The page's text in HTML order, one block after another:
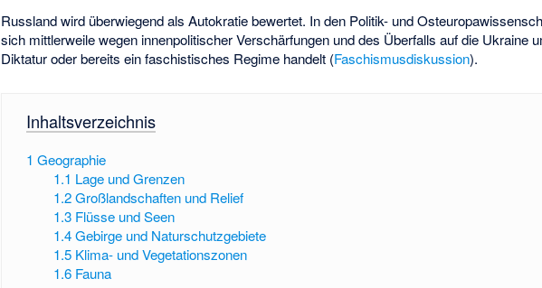
Russland wird überwiegend als Autokratie bewertet. In den Politik- und
sich mittlerweile wegen innenpolitischer Verschärfungen und des Überfalls auf die Ukraine
Diktatur oder bereits ein faschistisches Regime handelt (Faschismusdiskussion).
Inhaltsverzeichnis
1 Geographie
1.1 Lage und Grenzen
1.2 Großlandschaften und Relief
1.3 Flüsse und Seen
1.4 Gebirge und Naturschutzgebiete
1.5 Klima- und Vegetationszonen
1.6 Fauna